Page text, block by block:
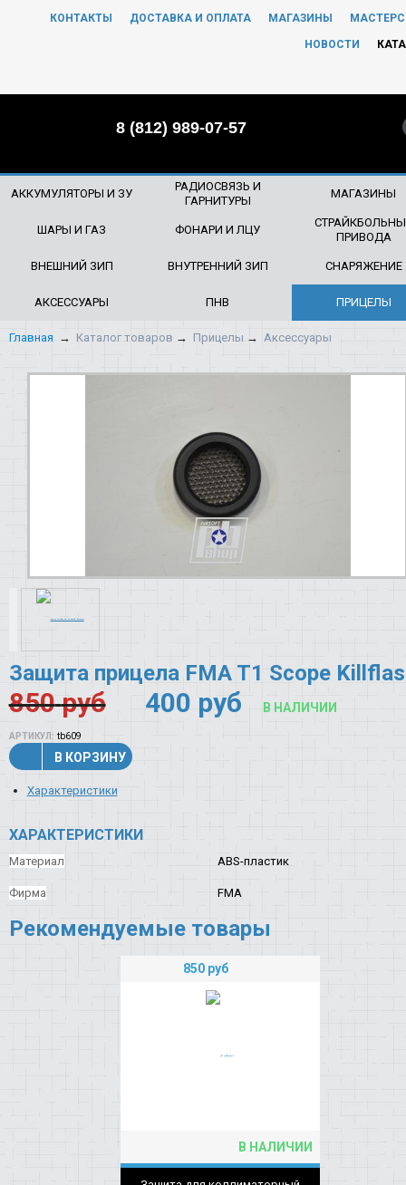
КОНТАКТЫ ДОСТАВКА И ОПЛАТА МАГАЗИНЫ
НОВОСТИ
8 (812) 989-07-57
АККУМУЛЯТОРЫ И ЗУ
РАДИОСВЯЗЬ И
ГАРНИТУРЫ
МАГАЗИНЫ
ШАРЫ И ГАЗ ФОНАРИ И ЛЦУ
ПРИВОДА
ВНЕШНИЙ ЗИП ВНУТРЕННИЙ ЗИП СНАРЯЖЕНИЕ
АКСЕССУАРЫ ПНВ ПРИЦЕЛЫ
Главная → Каталог товаров → Прицелы → Аксессуары
Защита прицела FMA T1 Scope
850 руб 400 руб В НАЛИЧИИ
АРТИКУЛ: tb609
В КОРЗИНУ
Характеристики
ХАРАКТЕРИСТИКИ
Материал ABS-пластик
Фирма FMA
Рекомендуемые товары
850 руб
В НАЛИЧИИ
ЧТО БУДЕМ ИСКАТЬ?